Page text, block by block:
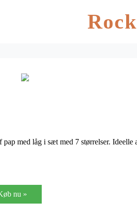
med låg i sæt med 7 størrelser.
nu »